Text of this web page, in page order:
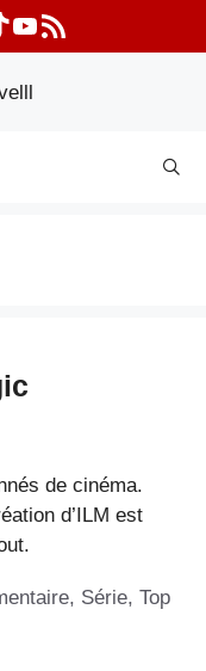
YouTube
Flux RSS
de cinéma.
d’ILM est
, Série,Top